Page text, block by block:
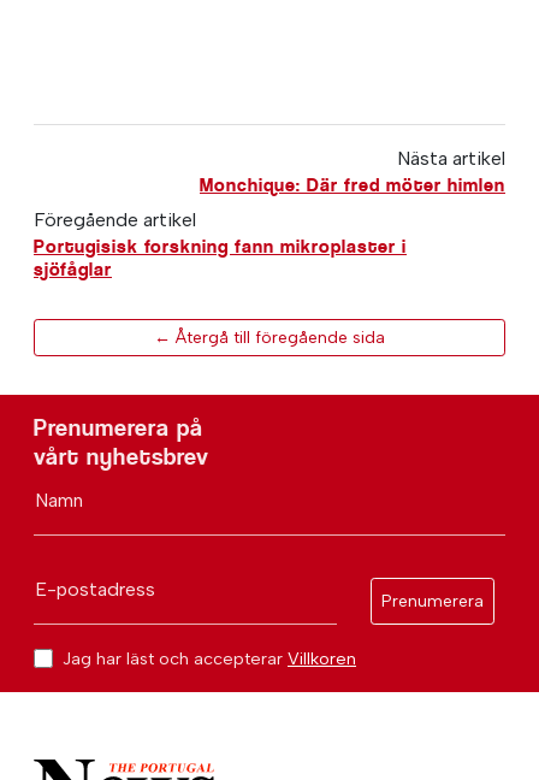
Nästa artikel
Monchique: Där fred möter himlen
Föregående artikel
Portugisisk forskning fann mikroplaster i
sjöfåglar
← Återgå till föregående sida
Prenumerera på
vårt nyhetsbrev
Namn
E-postadress
Prenumerera
Jag har läst och accepterar Villkoren